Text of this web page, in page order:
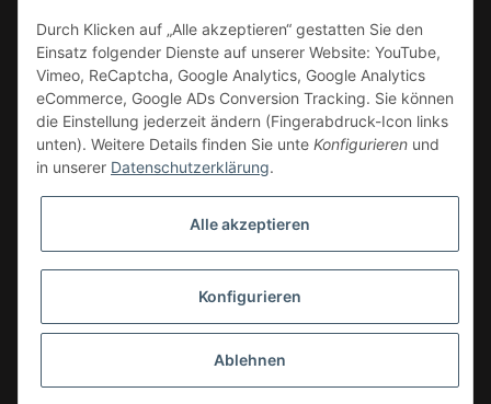
* Alle Preise zzgl. gesetzlicher USt.
© CIN GmbH
Durch Klicken auf „Alle akzeptieren“ gestatten Sie den
Einsatz folgender Dienste auf unserer Website: YouTube,
Vimeo, ReCaptcha, Google Analytics, Google Analytics
eCommerce, Google ADs Conversion Tracking. Sie können
die Einstellung jederzeit ändern (Fingerabdruck-Icon links
unten). Weitere Details finden Sie unte Konfigurieren und
in unserer Datenschutzerklärung.
Alle akzeptieren
Konfigurieren
Ablehnen